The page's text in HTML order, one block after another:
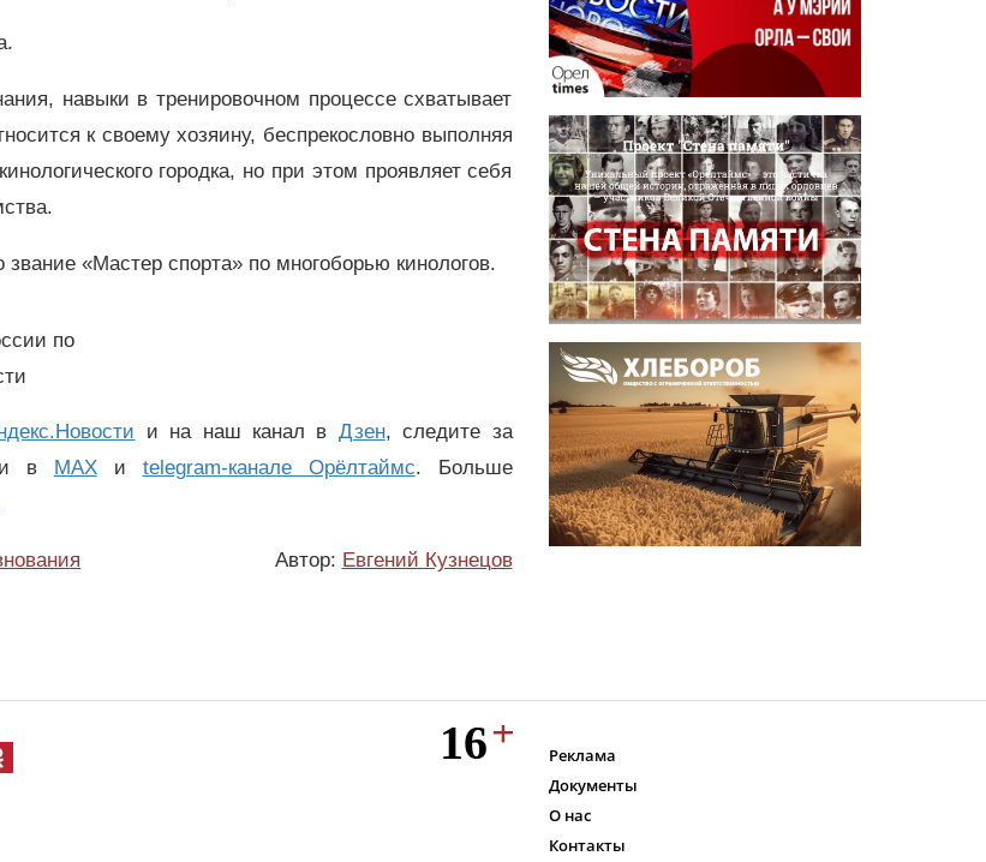
навыки в тренировочном процессе схватывает
к своему хозяину, беспрекословно выполняя
городка, но при этом проявляет себя
«Мастер спорта» по многоборью кинологов.
по
и на наш канал в Дзен, следите за
в
MAXи telegram-канале Орёлтаймс. Больше
Автор: Евгений Кузнецов
Реклама
Документы
О нас
Контакты